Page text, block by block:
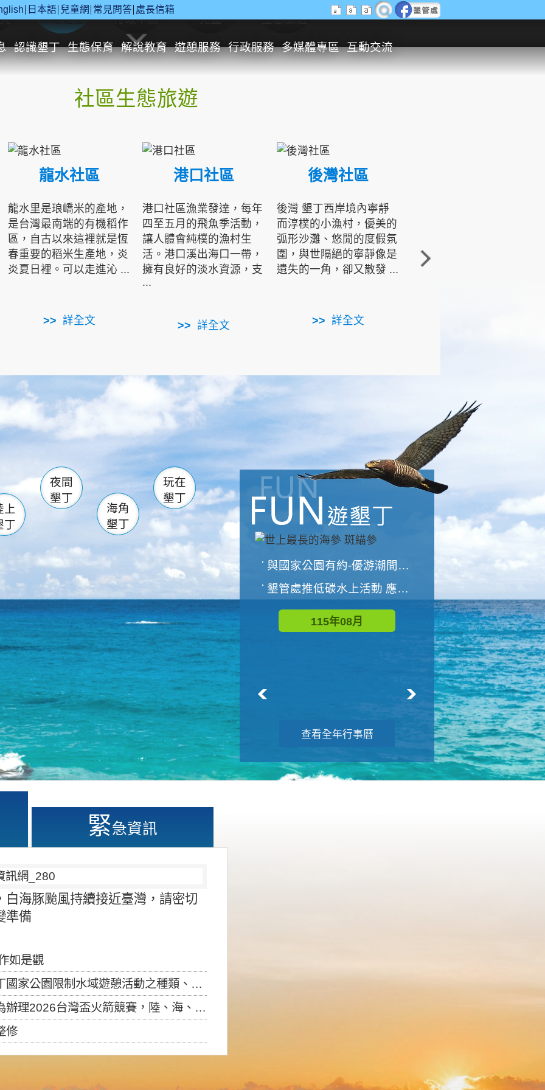
日本語 兒童網 常見問答 處長信箱
認識墾丁 生態保育 解說教育 遊憩服務 行政服務 多媒體專區 互動交流
休閒遊憩 行政申辦 兒童 生態旅遊
社區生態旅遊
龍水社區
龍水里是琅嶠米的產地，
是台灣最南端的有機稻作
區，自古以來這裡就是恆
春重要的稻米生產地，炎
炎夏日裡。可以走進沁 ...
詳全文
港口社區
港口社區漁業發達，每年
四至五月的飛魚季活動，
讓人體會純樸的漁村生
活。港口溪出海口一帶，
擁有良好的淡水資源，支
...
詳全文
後灣社區
後灣 墾丁西岸境內寧靜
而淳樸的小漁村，優美的
弧形沙灘、悠閒的度假氛
圍，與世隔絕的寧靜像是
遺失的一角，卻又散發 ...
詳全文
角的端點，冬季海浪拍打
著礁岸，旺盛的侵蝕作
南仁湖
滿州 佳樂水
森林遊樂區
墾管處遊客中心
社頂公園 風吹沙
船帆石 龍磐公園
香蕉灣 龍坑
鵝鑾鼻
上
丁
夜間
墾丁
海角
墾丁
玩在
墾丁
與國家公園有約-優游潮間探險者
墾管處推低碳水上活動 應屆畢業生限額免費參加
115年08月
世界地球清潔日 墾管處辦理「2026年墾丁國家公園沙灘淨灘活動
115年09月
查看全年行事曆
緊急資訊
海豚颱風持續接近臺灣，請密切
準備
如是觀
制水域遊憩活動之種類、範圍、時間及行為」，自即日生效。
盃火箭競賽，陸、海、空域警戒及協調相關事宜，因颱風備案事宜
修